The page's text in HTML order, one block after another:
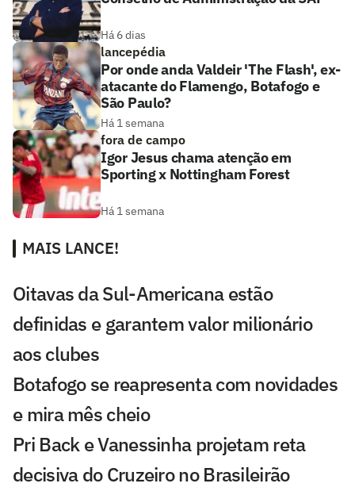
Há 6 dias
lancepédia
Por onde anda Valdeir 'The Flash', ex-
atacante do Flamengo, Botafogo e
São Paulo?
Há 1 semana
fora de campo
Igor Jesus chama atenção em
Sporting x Nottingham Forest
Há 1 semana
MAIS LANCE!
Oitavas da Sul-Americana estão
definidas e garantem valor milionário
aos clubes
Botafogo se reapresenta com novidades
e mira mês cheio
Pri Back e Vanessinha projetam reta
decisiva do Cruzeiro no Brasileirão